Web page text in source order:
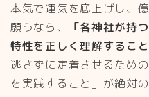
本気で運気を底上げし、
願うなら、
「各神社が持
特性を正しく理解すること
逃さずに定着させるため
を実践すること」が絶対